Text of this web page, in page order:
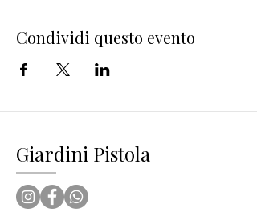
Condividi questo evento
Giardini Pistola